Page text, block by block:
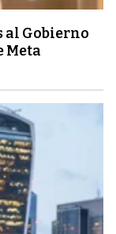
al Gobierno
Meta